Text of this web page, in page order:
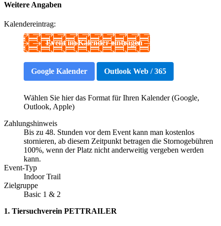
Weitere Angaben
Kalendereintrag:
Event im Kalender eintragen
Google Kalender Outlook Web / 365
Wählen Sie hier das Format für Ihren Kalender (Google,
Outlook, Apple)
Zahlungshinweis
Bis zu 48. Stunden vor dem Event kann man kostenlos
stornieren, ab diesem Zeitpunkt betragen die Stornogebühren
100%, wenn der Platz nicht anderweitig vergeben werden
kann.
Event-Typ
Indoor Trail
Zielgruppe
Basic 1 & 2
1. Tiersuchverein PETTRAILER